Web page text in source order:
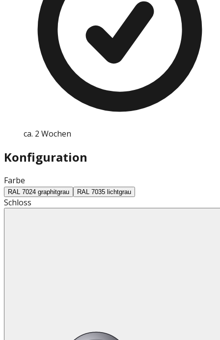
ca. 2 Wochen
Konfiguration
Farbe
RAL 7024 graphitgrau RAL 7035 lichtgrau
Schloss